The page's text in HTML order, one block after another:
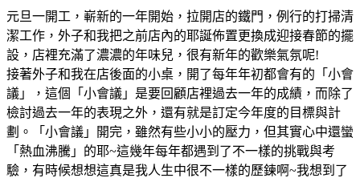
元旦一開工，嶄新的一年開始，拉開店的鐵門，例行的打掃清
潔工作，外子和我把之前店內的耶誕佈置更換成迎接春節的擺
設，店裡充滿了濃濃的年味兒，很有新年的歡樂氣氛呢!
接著外子和我在店後面的小桌，開了每年年初都會有的「小會
議」，這個「小會議」是要回顧店裡過去一年的成績，而除了
檢討過去一年的表現之外，還有就是訂定今年度的目標與計
劃。「小會議」開完，雖然有些小小的壓力，但其實心中還蠻
「熱血沸騰」的耶~這幾年每年都遇到了不一樣的挑戰與考
驗，有時候想想這真是我人生中很不一樣的歷鍊啊~我想到了